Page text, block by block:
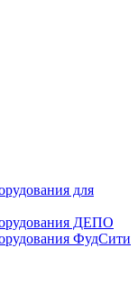
для
ДЕПО
ФудСити